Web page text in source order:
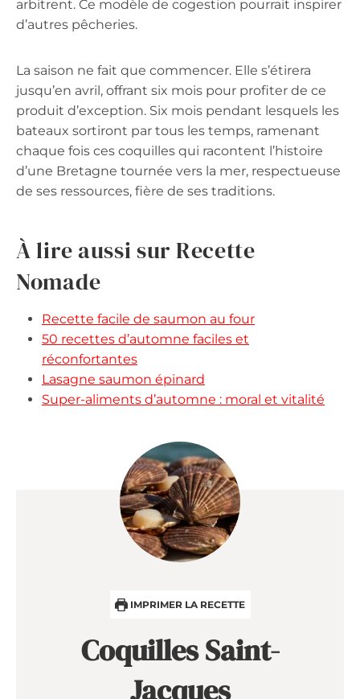
arbitrent. Ce modèle de cogestion pourrait inspirer
d’autres pêcheries.
La saison ne fait que commencer. Elle s’étirera
jusqu’en avril, offrant six mois pour profiter de ce
produit d’exception. Six mois pendant lesquels les
bateaux sortiront par tous les temps, ramenant
chaque fois ces coquilles qui racontent l’histoire
d’une Bretagne tournée vers la mer, respectueuse
de ses ressources, fière de ses traditions.
À lire aussi sur Recette
Nomade
Recette facile de saumon au four
50 recettes d’automne faciles et
réconfortantes
Lasagne saumon épinard
Super-aliments d’automne : moral et vitalité
IMPRIMER LA RECETTE
Coquilles Saint-
Jacques